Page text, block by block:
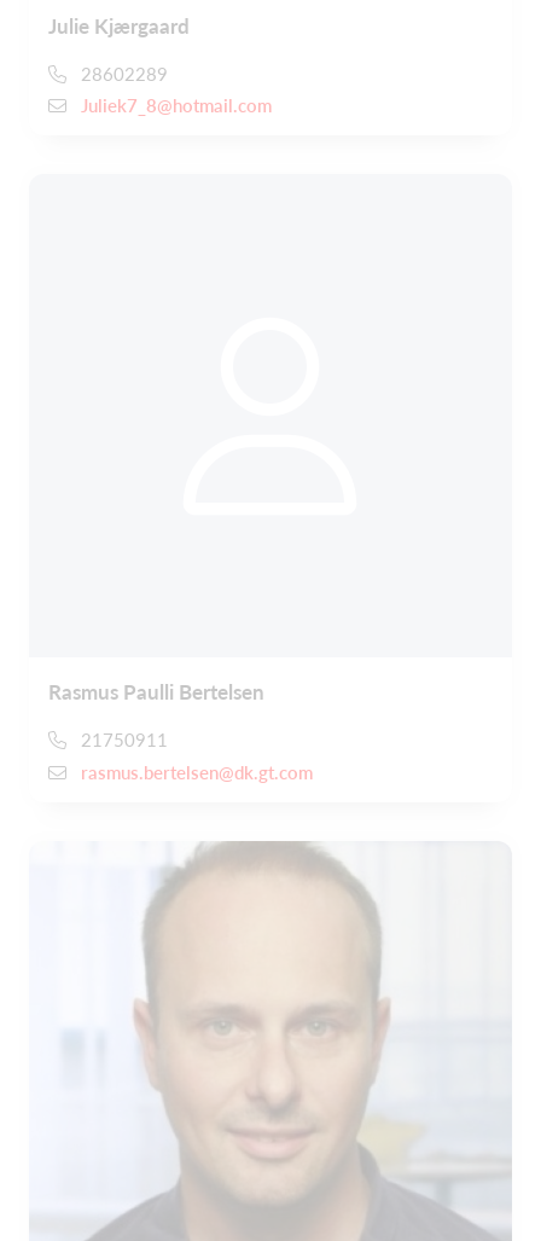
Julie Kjærgaard
28602289
Juliek7_8@hotmail.com
Rasmus Paulli Bertelsen
21750911
rasmus.bertelsen@dk.gt.com